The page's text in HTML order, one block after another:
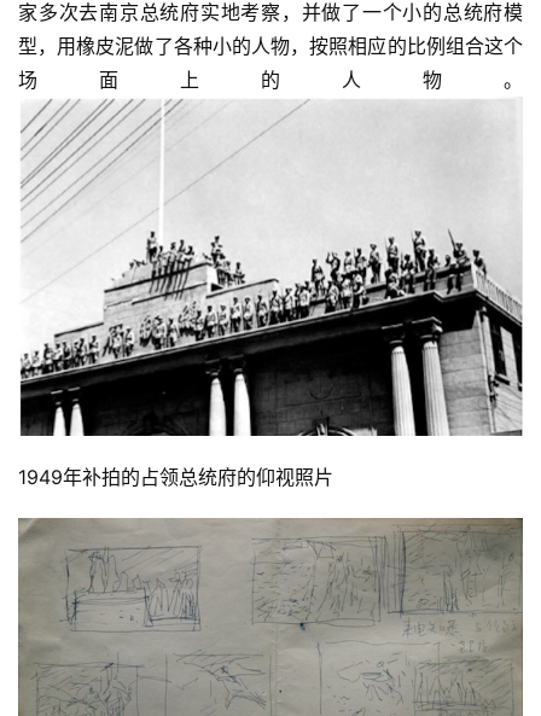
家多次去南京总统府实地考察，并做了一个小的总统府模
型，用橡皮泥做了各种小的人物，按照相应的比例组合这个
场面上的人物。
1949年补拍的占领总统府的仰视照片